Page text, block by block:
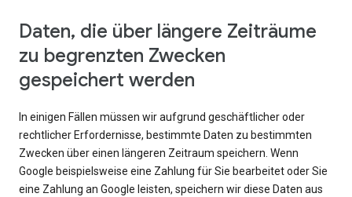
Daten, die über längere Zeiträume
zu begrenzten Zwecken
gespeichert werden
In einigen Fällen müssen wir aufgrund geschäftlicher oder
rechtlicher Erfordernisse, bestimmte Daten zu bestimmten
Zwecken über einen längeren Zeitraum speichern. Wenn
Google beispielsweise eine Zahlung für Sie bearbeitet oder Sie
eine Zahlung an Google leisten, speichern wir diese Daten aus